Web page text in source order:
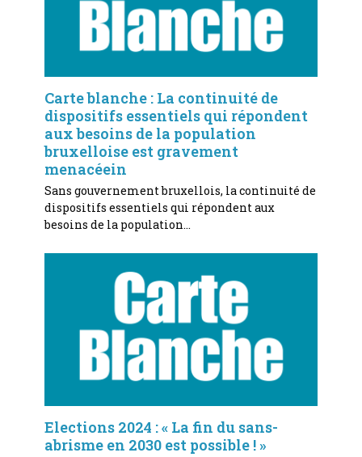
Carte blanche : La continuité de
dispositifs essentiels qui répondent
aux besoins de la population
bruxelloise est gravement
menacéein
Sans gouvernement bruxellois, la continuité de
dispositifs essentiels qui répondent aux
besoins de la population…
Elections 2024 : « La fin du sans-
abrisme en 2030 est possible ! »